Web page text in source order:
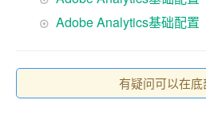
Adobe Analytics基础配
有疑问可以在